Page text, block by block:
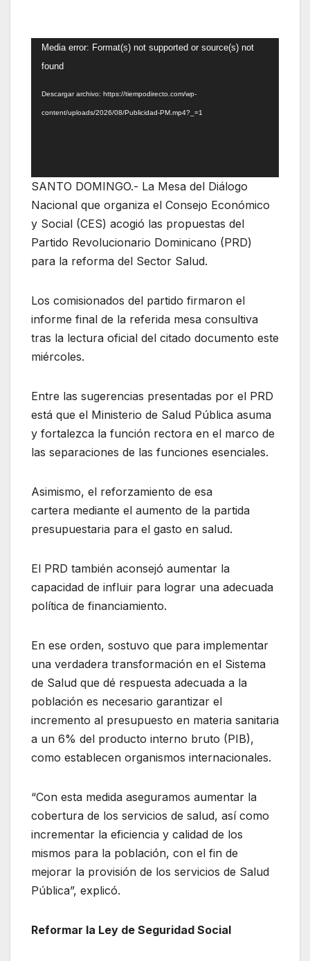
Reproductor
de
Media error: Format(s) not supported or source(s) not
found
Descargar archivo: https://tiempodirecto.com/wp-
content/uploads/2026/08/Publicidad-PM.mp4?_=1
SANTO DOMINGO.- La Mesa del Diálogo
Nacional que organiza el Consejo Económico
y Social (CES) acogió las propuestas del
Partido Revolucionario Dominicano (PRD)
para la reforma del Sector Salud.
Los comisionados del partido firmaron el
informe final de la referida mesa consultiva
tras la lectura oficial del citado documento este
miércoles.
Entre las sugerencias presentadas por el PRD
está que el Ministerio de Salud Pública asuma
y fortalezca la función rectora en el marco de
las separaciones de las funciones esenciales.
Asimismo, el reforzamiento de esa
cartera mediante el aumento de la partida
presupuestaria para el gasto en salud.
El PRD también aconsejó aumentar la
capacidad de influir para lograr una adecuada
política de financiamiento.
En ese orden, sostuvo que para implementar
una verdadera transformación en el Sistema
de Salud que dé respuesta adecuada a la
población es necesario garantizar el
incremento al presupuesto en materia sanitaria
a un 6% del producto interno bruto (PIB),
como establecen organismos internacionales.
“Con esta medida aseguramos aumentar la
cobertura de los servicios de salud, así como
incrementar la eficiencia y calidad de los
mismos para la población, con el fin de
mejorar la provisión de los servicios de Salud
Pública”, explicó.
Reformar la Ley de Seguridad Social